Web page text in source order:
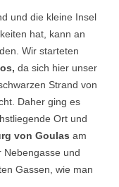
und die kleine Insel
hat, kann an
Wir starteten
da sich hier unser
Strand von
Daher ging es
Ort und
von Goulas am
Nebengasse und
Gassen, wie man